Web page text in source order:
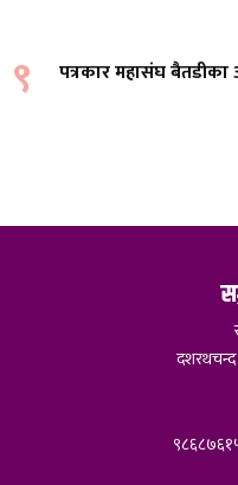
९ पत्रकार महासंघ
दशरथचन्द